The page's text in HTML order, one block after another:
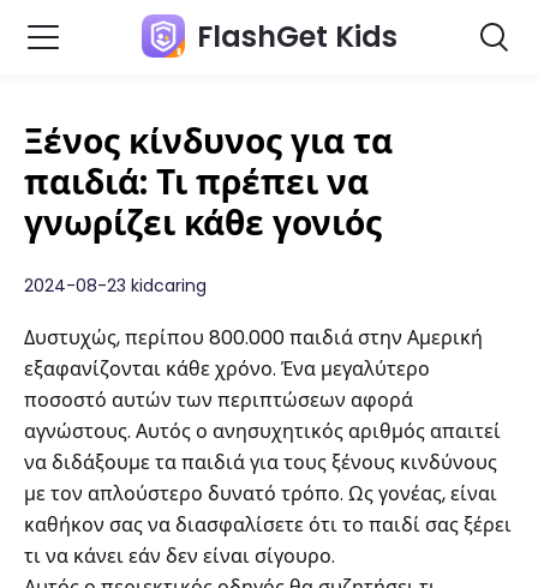
FlashGet Kids
Ξένος κίνδυνος για τα
παιδιά: Τι πρέπει να
γνωρίζει κάθε γονιός
2024-08-23 kidcaring
Δυστυχώς, περίπου 800.000 παιδιά στην Αμερική
εξαφανίζονται κάθε χρόνο. Ένα μεγαλύτερο
ποσοστό αυτών των περιπτώσεων αφορά
αγνώστους. Αυτός ο ανησυχητικός αριθμός απαιτεί
να διδάξουμε τα παιδιά για τους ξένους κινδύνους
με τον απλούστερο δυνατό τρόπο. Ως γονέας, είναι
καθήκον σας να διασφαλίσετε ότι το παιδί σας ξέρει
τι να κάνει εάν δεν είναι σίγουρο.